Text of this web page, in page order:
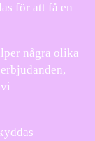
för att få en
några olika